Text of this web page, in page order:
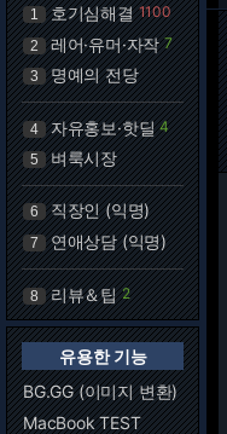
1 호기심해결 1100
2 레어·유머·자작 7
3 명예의 전당
4 자유홍보·핫딜 4
5 벼룩시장
6 직장인 (익명)
7 연애상담 (익명)
8 리뷰＆팁 2
유용한 기능
BG.GG (이미지 변환)
MacBook TEST